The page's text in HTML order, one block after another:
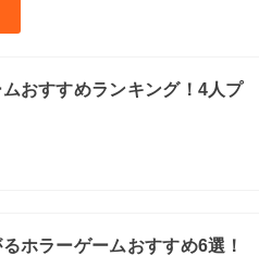
おすすめランキング！4人プ
ホラーゲームおすすめ6選！